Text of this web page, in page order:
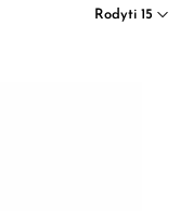
Rodyti 15